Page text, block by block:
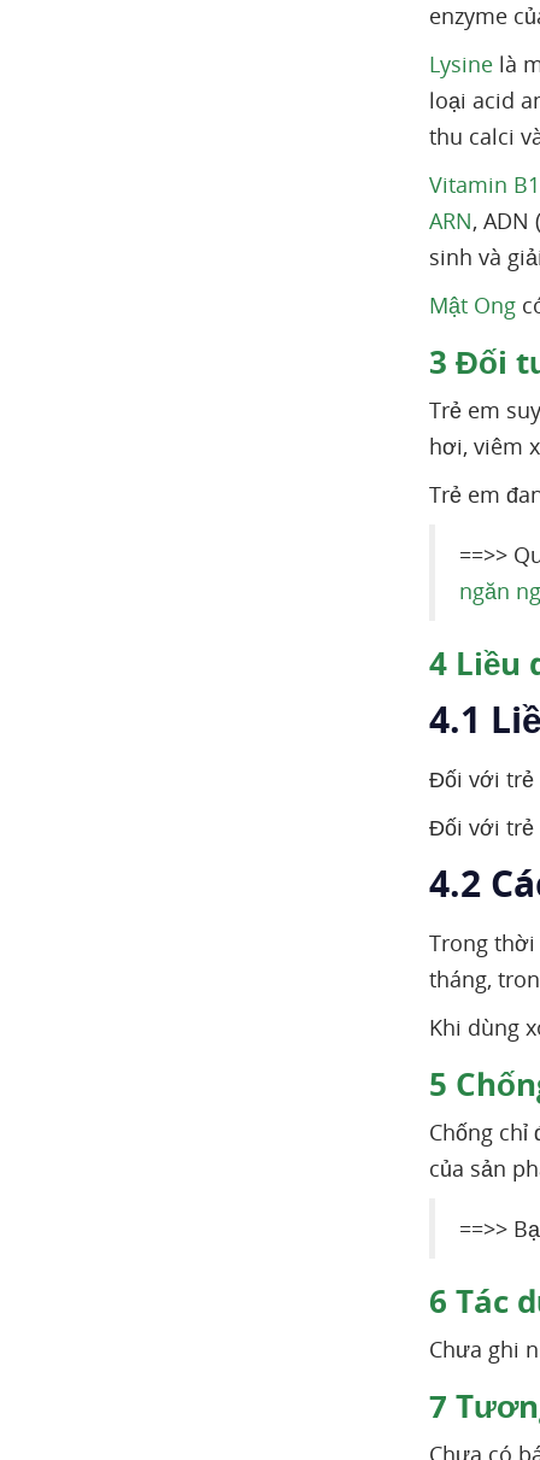
enzyme
Lysine là
loại acid
thu calci
Vitamin B1
ARN,
sinh và
Mật Ong
3 Đối
Trẻ em
hơi, viêm
Trẻ em
==>>
ngăn
4 Liều
4.1
Đối với trẻ
Đối với trẻ
4.2
Trong
tháng,
Khi dùng
5
Chống
của sản
==>>
6 Tác
Chưa ghi
7
Chưa có